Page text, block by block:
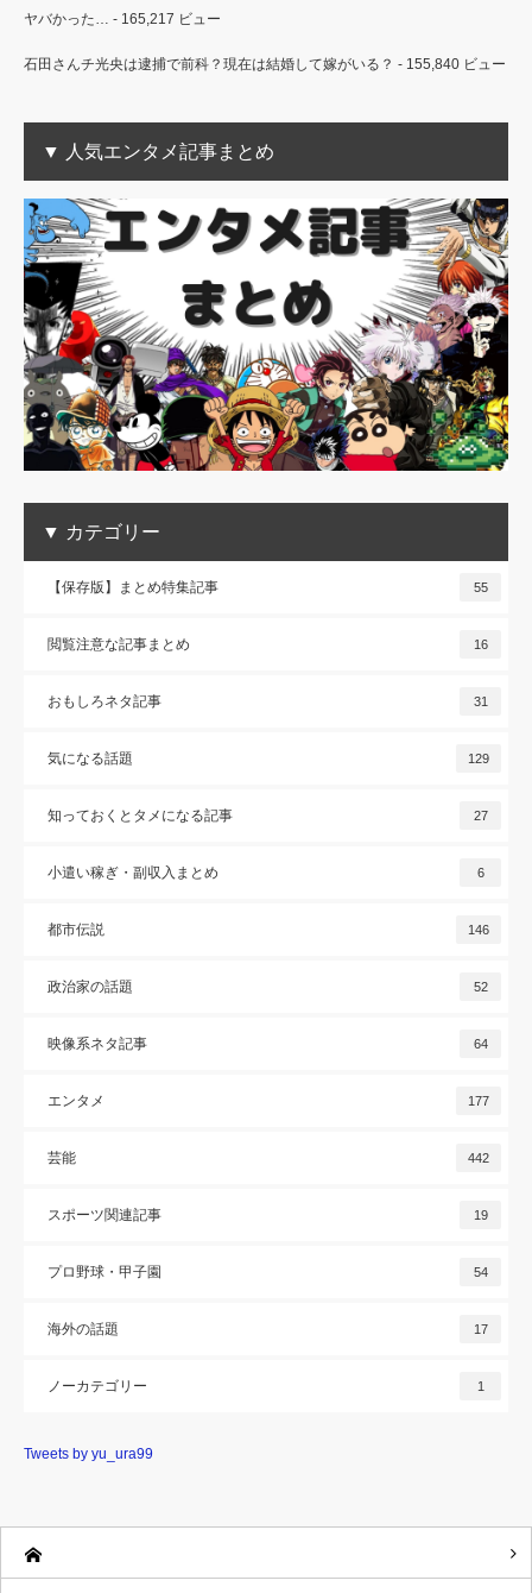
ヤバかった…
- 165,217 ビュー
石田さんチ光央は逮捕で前科？現在は結婚して嫁がいる？ - 155,840 ビュー
▼ 人気エンタメ記事まとめ
▼ カテゴリー
【保存版】まとめ特集記事 55
閲覧注意な記事まとめ 16
おもしろネタ記事 31
気になる話題 129
知っておくとタメになる記事 27
小遣い稼ぎ・副収入まとめ 6
都市伝説 146
政治家の話題 52
映像系ネタ記事 64
エンタメ 177
芸能 442
スポーツ関連記事 19
プロ野球・甲子園 54
海外の話題 17
ノーカテゴリー 1
Tweets by yu_ura99